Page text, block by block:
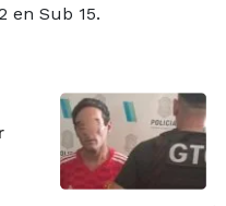
en Sub 15.